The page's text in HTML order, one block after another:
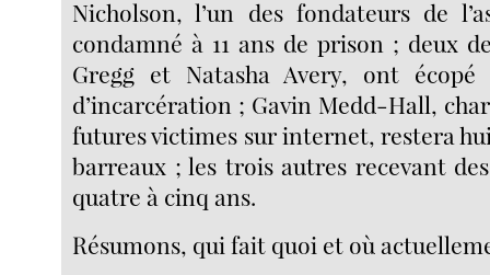
Nicholson, l’un des fondateurs de
condamné à 11 ans de prison ; deux
Gregg et Natasha Avery, ont
d’incarcération ; Gavin Medd-Hall,
futures victimes sur internet, restera
barreaux ; les trois autres recevant
quatre à cinq ans.
Résumons, qui fait quoi et où